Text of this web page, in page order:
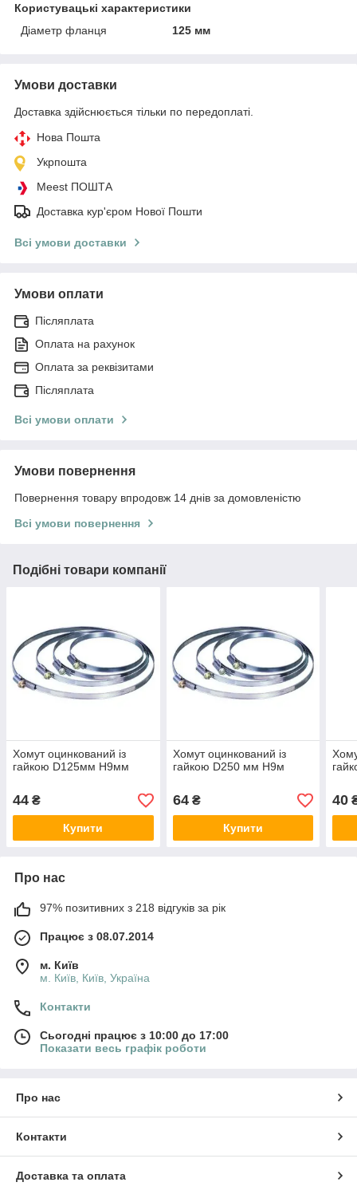
Користувацькi характеристики
Діаметр фланця
125 мм
Умови доставки
Доставка здійснюється тільки по передоплаті.
Нова Пошта
Укрпошта
Meest ПОШТА
Доставка кур'єром Нової Пошти
Всі умови доставки
Умови оплати
Післяплата
Оплата на рахунок
Оплата за реквізитами
Післяплата
Всі умови оплати
Умови повернення
Повернення товару впродовж 14 днів за домовленістю
Всі умови повернення
Подібні товари компанії
Хомут оцинкований із
гайкою D125мм H9мм
44 ₴
Купити
Хомут оцинкований із
гайкою D250 мм H9м
64₴
Купити
40
Про нас
97% позитивних з 218 відгуків за рік
Працює з 08.07.2014
м. Київ
м. Київ, Київ, Україна
Контакти
Сьогодні працює з 10:00 до 17:00
Показати весь графік роботи
Про нас
Контакти
Доставка та оплата